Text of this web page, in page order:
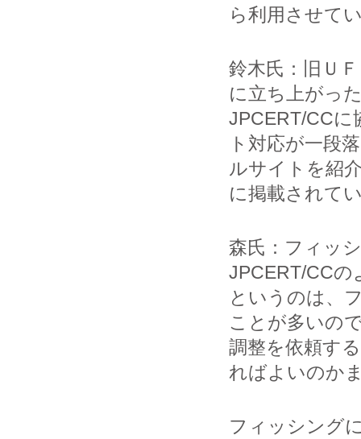
ら利用させて
鈴木氏：旧Ｕ
に立ち上がっ
JPCERT/CC
ト対応が一段
ルサイトを紹
に掲載されて
森氏：フィッ
JPCERT/CCの
というのは、
ことが多いの
調整を依頼す
ればよいのか
フィッシング